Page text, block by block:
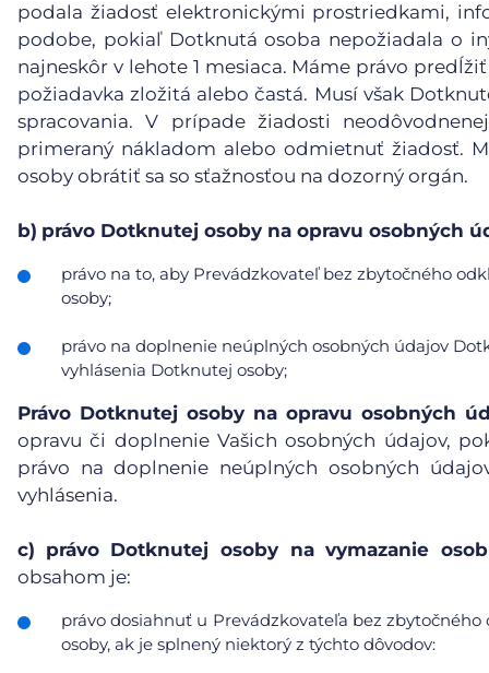
podala žiadosť elektronickými prostriedkami,
podobe, pokiaľ Dotknutá osoba nepožiadala o
najneskôr v lehote 1 mesiaca. Máme právo
požiadavka zložitá alebo častá. Musí však
spracovania. V prípade žiadosti
primeraný nákladom alebo odmietnuť žiadosť.
osoby obrátiť sa so sťažnosťou na dozorný orgán.
b) právo Dotknutej osoby na opravu osobných
právo na to, aby Prevádzkovateľ bez zbytočného
osoby;
právo na doplnenie neúplných osobných údajov
vyhlásenia Dotknutej osoby;
Právo Dotknutej osoby na opravu osobných
opravu či doplnenie Vašich osobných údajov,
právo na doplnenie neúplných osobných
vyhlásenia.
c) právo Dotknutej osoby na vymazanie
obsahom je:
právo dosiahnuť u Prevádzkovateľa bez
osoby, ak je splnený niektorý z týchto dôvodov: